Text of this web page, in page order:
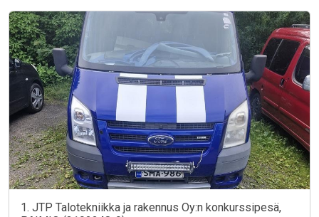
1. JTP Talotekniikka ja rakennus Oy:n konkurssipesä,